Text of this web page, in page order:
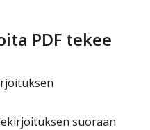
PDF tekee
suoraan